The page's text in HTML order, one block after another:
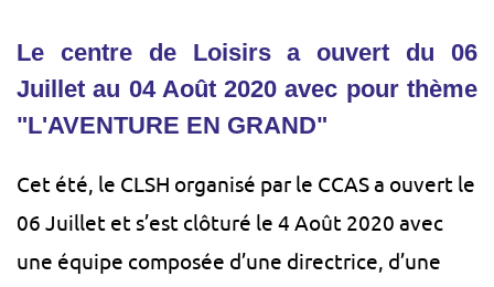
Le centre de Loisirs a ouvert du 06
Juillet au 04 Août 2020 avec pour thème
"L'AVENTURE EN GRAND"
Cet été, le CLSH organisé par le CCAS a ouvert le
06 Juillet et s’est clôturé le 4 Août 2020 avec
une équipe composée d’une directrice, d’une